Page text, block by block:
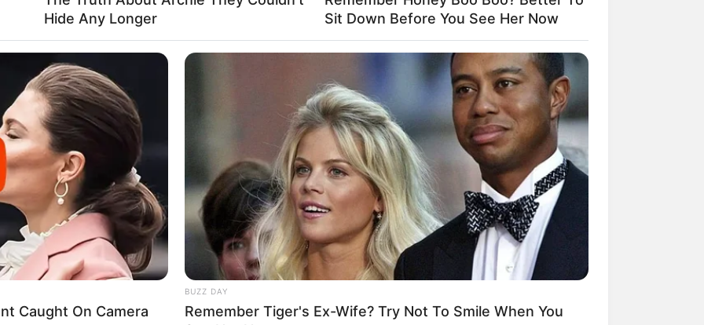
Hide Any Longer
Sit Down Before You See Her Now
Caught On Camera
BUZZ DAY
Remember Tiger's Ex-Wife? Try Not To Smile When You